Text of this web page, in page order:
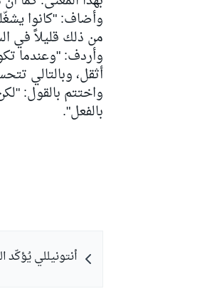
رالي
وأضاف: "كانوا
من ذلك قليلاً في
وأردف: "وعندما
أثقل، وبالتالي
واختتم بالقول:
بالفعل".
أنتونيللي